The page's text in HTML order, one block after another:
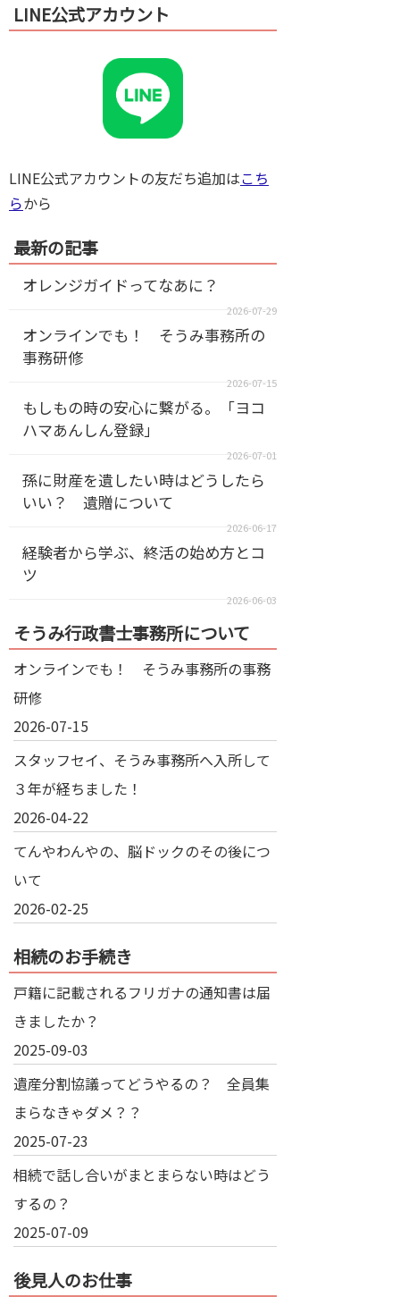
LINE公式アカウント
LINE公式アカウントの友だち追加はこち
らから
最新の記事
オレンジガイドってなあに？
2026-07-29
オンラインでも！ そうみ事務所の
事務研修
2026-07-15
もしもの時の安心に繋がる。「ヨコ
ハマあんしん登録」
2026-07-01
孫に財産を遺したい時はどうしたら
いい？ 遺贈について
2026-06-17
経験者から学ぶ、終活の始め方とコ
ツ
2026-06-03
そうみ行政書士事務所について
オンラインでも！ そうみ事務所の事務
研修
2026-07-15
スタッフセイ、そうみ事務所へ入所して
３年が経ちました！
2026-04-22
てんやわんやの、脳ドックのその後につ
いて
2026-02-25
相続のお手続き
戸籍に記載されるフリガナの通知書は届
きましたか？
2025-09-03
遺産分割協議ってどうやるの？ 全員集
まらなきゃダメ？？
2025-07-23
相続で話し合いがまとまらない時はどう
するの？
2025-07-09
後見人のお仕事